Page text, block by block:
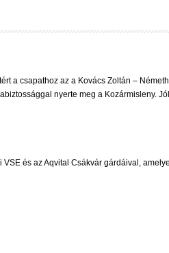
a csapathoz az a Kovács Zoltán –
nyerte meg a Kozármisleny.
és az Aqvital Csákvár gárdáival,